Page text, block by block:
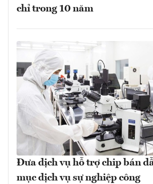
chỉ trong 10 năm
Đưa dịch vụ hỗ trợ chip bán
mục dịch vụ sự nghiệp công